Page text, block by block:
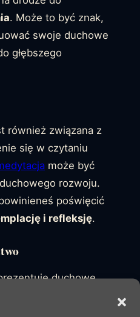
. Może to być znak,
swoje duchowe
głębszego
również związana z
się w czytaniu
może być
rozwoju.
poświęcić
i refleksję.
duchowe
się w czytaniu